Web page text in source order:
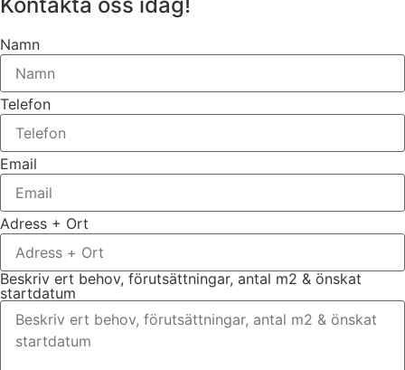
Namn
Telefon
Email
Adress + Ort
Beskriv ert behov, förutsättningar, antal m2 & önskat
startdatum